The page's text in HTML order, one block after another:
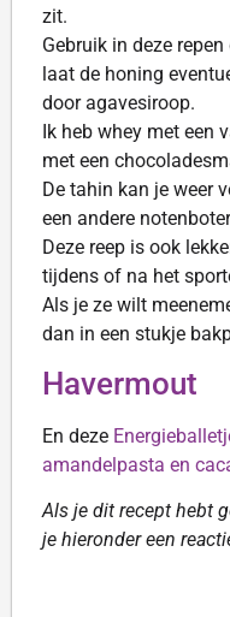
zit.
Gebruik in deze
laat de honing
door agavesiroop.
Ik heb whey met een
met een
De tahin kan je weer
een andere
Deze reep is ook
tijdens of na het
Als je ze wilt
dan in een stukje
Havermout
En deze
amandelpasta en
Als je dit recept hebt
je hieronder een